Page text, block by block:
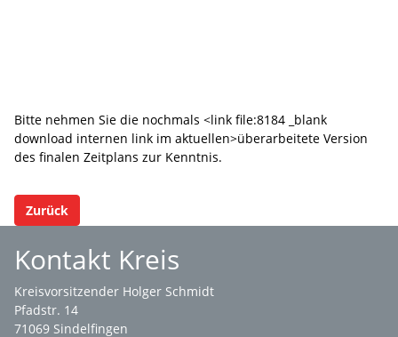
Bitte nehmen Sie die nochmals <link file:8184 _blank
download internen link im aktuellen>überarbeitete Version
des finalen Zeitplans zur Kenntnis.
Zurück
Kontakt Kreis
Kreisvorsitzender Holger Schmidt
Pfadstr. 14
71069 Sindelfingen